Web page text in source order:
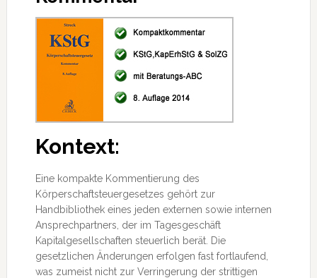
Kontext:
Eine kompakte Kommentierung des
Körperschaftsteuergesetzes gehört zur
Handbibliothek eines jeden externen sowie internen
Ansprechpartners, der im Tagesgeschäft
Kapitalgesellschaften steuerlich berät. Die
gesetzlichen Änderungen erfolgen fast fortlaufend,
was zumeist nicht zur Verringerung der strittigen